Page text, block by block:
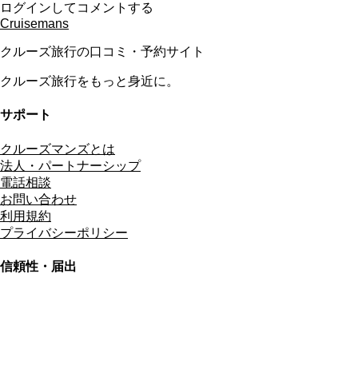
ログインしてコメントする
Cruisemans
クルーズ旅行の口コミ・予約サイト
クルーズ旅行をもっと身近に。
サポート
クルーズマンズとは
法人・パートナーシップ
電話相談
お問い合わせ
利用規約
プライバシーポリシー
信頼性・届出